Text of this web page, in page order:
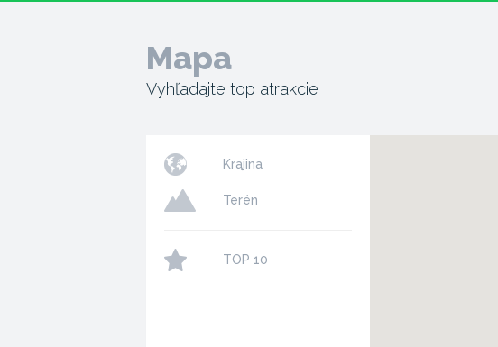
Mapa
Vyhľadajte top atrakcie
Krajina
Terén
TOP 10